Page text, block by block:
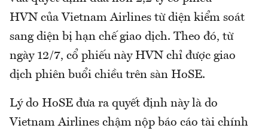
HVN của Vietnam Airlines từ diện kiểm soát
sang diện bị hạn chế giao dịch. Theo đó, từ
ngày 12/7, cổ phiếu này HVN chỉ được giao
dịch phiên buổi chiều trên sàn HoSE.
Lý do HoSE đưa ra quyết định này là do
Vietnam Airlines chậm nộp báo cáo tài chính